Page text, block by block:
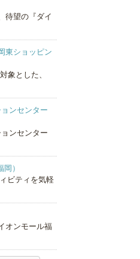
待望の『ダイ
東ショッピン
象とした、
ンセンター
ンセンター
）
ビティを気軽
オンモール福